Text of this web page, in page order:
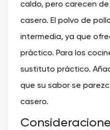
caldo, pero carecen
casero. El polvo de
intermedia, ya que
práctico. Para los
sustituto práctico.
que su sabor se
casero.